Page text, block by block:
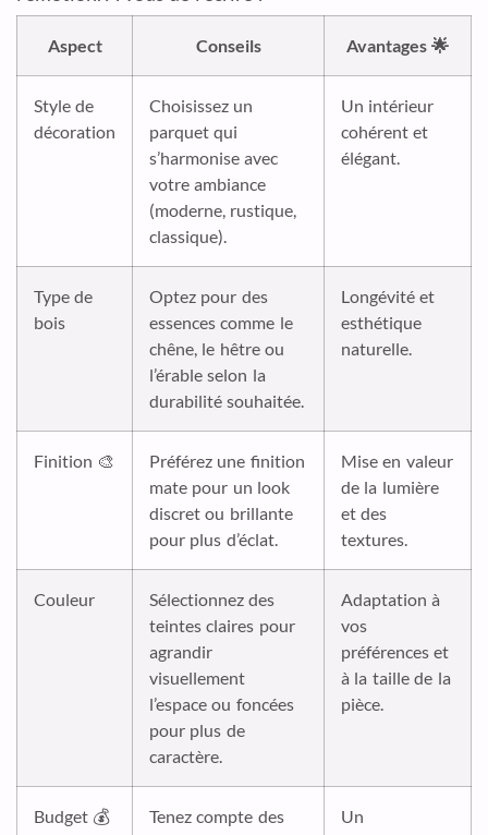
Aspect Conseils Avantages 🌟
Style de
décoration
Choisissez un
parquet qui
s’harmonise avec
votre ambiance
(moderne, rustique,
classique).
Un intérieur
cohérent et
élégant.
Type de
bois
Optez pour des
essences comme le
chêne, le hêtre ou
l’érable selon la
durabilité souhaitée.
Longévité et
esthétique
naturelle.
Finition 🎨
Préférez une finition
mate pour un look
discret ou brillante
pour plus d’éclat.
Mise en valeur
de la lumière
et des
textures.
Couleur
Sélectionnez des
teintes claires pour
agrandir
visuellement
l’espace ou foncées
pour plus de
caractère.
Adaptation à
vos
préférences et
à la taille de la
pièce.
Budget 💰
Tenez compte des
Un